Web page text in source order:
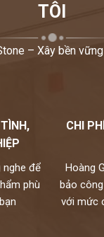
TÔI
– Xây bền
nghe để
phù
CHI
Hoàng
bảo
với mức